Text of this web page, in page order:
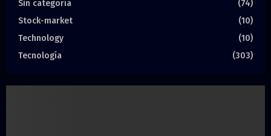
Sin categoría
(74)
Stock-market
(10)
Technology
(10)
Tecnología
(303)